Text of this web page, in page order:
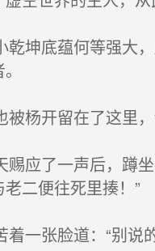
蕴何等强大，成
留在了这里，让
一声后，蹲坐在
二便往死里揍！”
脸道：“别说的